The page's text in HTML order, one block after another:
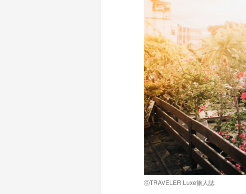
ⓒTRAVELER Luxe旅人誌